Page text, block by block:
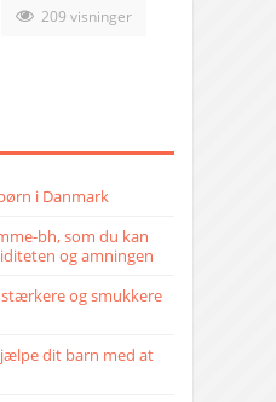
209 visninger
i Danmark
bh, som du kan
og amningen
og smukkere
dit barn med at